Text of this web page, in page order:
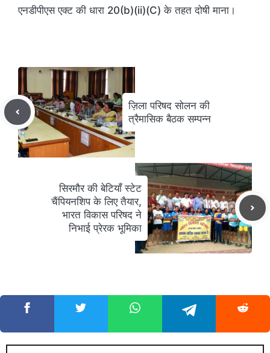
एनडीपीएस एक्ट की धारा 20(b)(ii)(C) के तहत दोषी माना।
ज़िला परिषद सोलन की
त्रैमासिक बैठक सम्पन्न
सिरमौर की बेटियाँ स्टेट
चैंपियनशिप के लिए तैयार,
भारत विकास परिषद ने
निभाई प्रेरक भूमिका